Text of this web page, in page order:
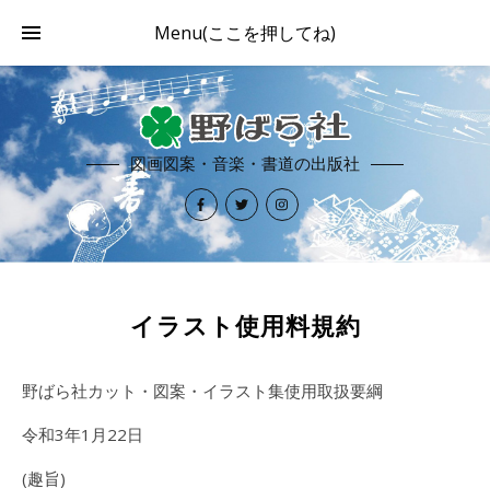
Menu(ここを押してね)
図画図案・音楽・書道の出版社
イラスト使用料規約
野ばら社カット・図案・イラスト集使用取扱要綱
令和3年1月22日
(趣旨)